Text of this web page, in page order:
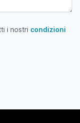
nostri condizioni
i nostri condizioni